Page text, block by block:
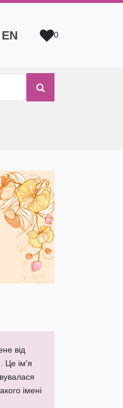
EN 0
від
Це ім'я
імені